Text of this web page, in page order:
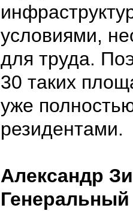
условиями,
для труда.
30 таких
уже
резидентами.
Александр